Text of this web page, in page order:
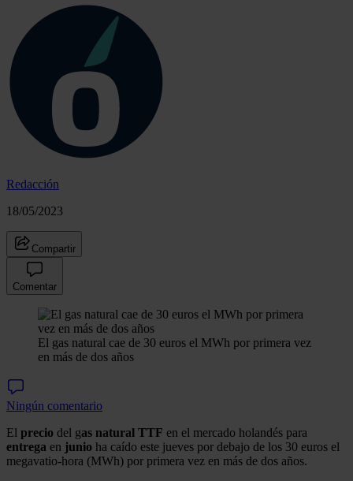
Redacción
18/05/2023
Compartir
Comentar
El gas natural cae de 30 euros el MWh por primera vez
en más de dos años
Ningún comentario
El precio del gas natural TTF en el mercado holandés para
entrega en junio ha caído este jueves por debajo de los 30 euros el
megavatio-hora (MWh) por primera vez en más de dos años.